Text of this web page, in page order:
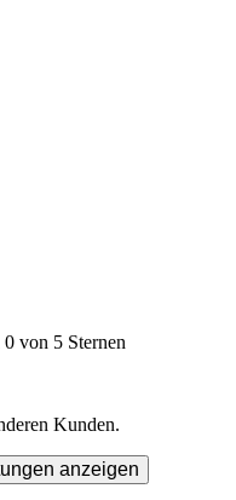
von 5 Sternen
Kunden.
anzeigen